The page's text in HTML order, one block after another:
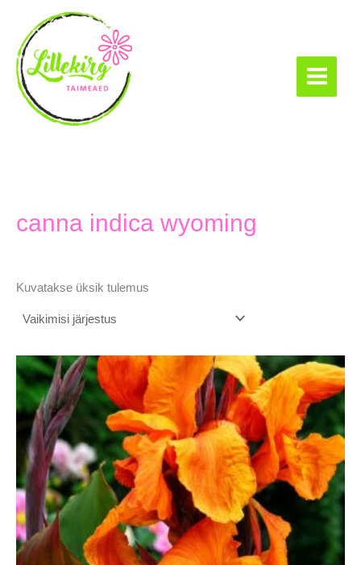
content
canna indica wyoming
Kuvatakse üksik tulemus